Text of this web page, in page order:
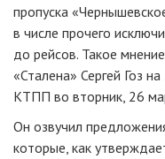
пропуска
в числе прочего
до рейсов. Такое
«Сталена» Сергей Гоз
КТПП во вторник, 26
Он озвучил
которые, как